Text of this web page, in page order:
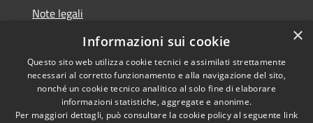
Note legali
Dichiarazione di accessibilità
Copyright © 2026 • Comune di
×
Informazioni sui cookie
Questo sito web utilizza cookie tecnici e assimilati strettamente
necessari al corretto funzionamento e alla navigazione del sito,
nonché un cookie tecnico analitico al solo fine di elaborare
informazioni statistiche, aggregate e anonime.
Per maggiori dettagli, può consultare la cookie policy al seguente link